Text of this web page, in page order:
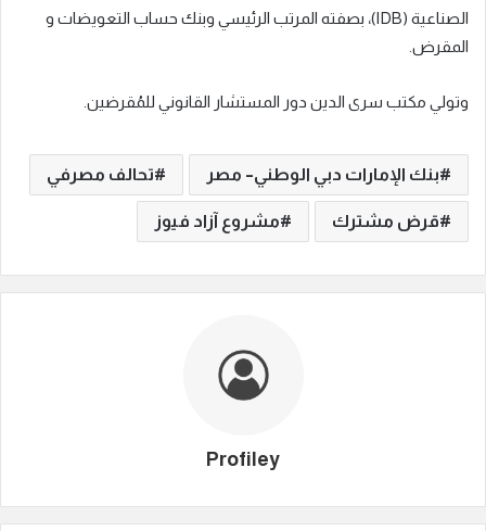
الصناعية (IDB)، بصفته المرتب الرئيسي وبنك حساب التعويضات و
المقرض.
وتولي مكتب سرى الدين دور المستشار القانوني للمُقرضين.
بنك الإمارات دبي الوطني– مصر تحالف مصرفي
قرض مشترك مشروع آزاد فيوز
Profiley